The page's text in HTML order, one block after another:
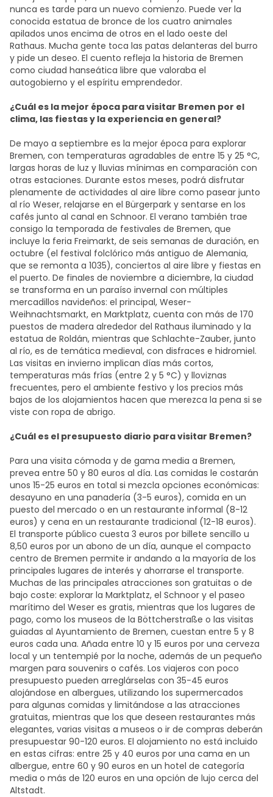
nunca es tarde para un nuevo comienzo. Puede ver la
conocida estatua de bronce de los cuatro animales
apilados unos encima de otros en el lado oeste del
Rathaus. Mucha gente toca las patas delanteras del burro
y pide un deseo. El cuento refleja la historia de Bremen
como ciudad hanseática libre que valoraba el
autogobierno y el espíritu emprendedor.
¿Cuál es la mejor época para visitar Bremen por el
clima, las fiestas y la experiencia en general?
De mayo a septiembre es la mejor época para explorar
Bremen, con temperaturas agradables de entre 15 y 25 °C,
largas horas de luz y lluvias mínimas en comparación con
otras estaciones. Durante estos meses, podrá disfrutar
plenamente de actividades al aire libre como pasear junto
al río Weser, relajarse en el Bürgerpark y sentarse en los
cafés junto al canal en Schnoor. El verano también trae
consigo la temporada de festivales de Bremen, que
incluye la feria Freimarkt, de seis semanas de duración, en
octubre (el festival folclórico más antiguo de Alemania,
que se remonta a 1035), conciertos al aire libre y fiestas en
el puerto. De finales de noviembre a diciembre, la ciudad
se transforma en un paraíso invernal con múltiples
mercadillos navideños: el principal, Weser-
Weihnachtsmarkt, en Marktplatz, cuenta con más de 170
puestos de madera alrededor del Rathaus iluminado y la
estatua de Roldán, mientras que Schlachte-Zauber, junto
al río, es de temática medieval, con disfraces e hidromiel.
Las visitas en invierno implican días más cortos,
temperaturas más frías (entre 2 y 5 °C) y lloviznas
frecuentes, pero el ambiente festivo y los precios más
bajos de los alojamientos hacen que merezca la pena si se
viste con ropa de abrigo.
¿Cuál es el presupuesto diario para visitar Bremen?
Para una visita cómoda y de gama media a Bremen,
prevea entre 50 y 80 euros al día. Las comidas le costarán
unos 15-25 euros en total si mezcla opciones económicas:
desayuno en una panadería (3-5 euros), comida en un
puesto del mercado o en un restaurante informal (8-12
euros) y cena en un restaurante tradicional (12-18 euros).
El transporte público cuesta 3 euros por billete sencillo u
8,50 euros por un abono de un día, aunque el compacto
centro de Bremen permite ir andando a la mayoría de los
principales lugares de interés y ahorrarse el transporte.
Muchas de las principales atracciones son gratuitas o de
bajo coste: explorar la Marktplatz, el Schnoor y el paseo
marítimo del Weser es gratis, mientras que los lugares de
pago, como los museos de la Böttcherstraße o las visitas
guiadas al Ayuntamiento de Bremen, cuestan entre 5 y 8
euros cada una. Añada entre 10 y 15 euros por una cerveza
local y un tentempié por la noche, además de un pequeño
margen para souvenirs o cafés. Los viajeros con poco
presupuesto pueden arreglárselas con 35-45 euros
alojándose en albergues, utilizando los supermercados
para algunas comidas y limitándose a las atracciones
gratuitas, mientras que los que deseen restaurantes más
elegantes, varias visitas a museos o ir de compras deberán
presupuestar 90-120 euros. El alojamiento no está incluido
en estas cifras: entre 25 y 40 euros por una cama en un
albergue, entre 60 y 90 euros en un hotel de categoría
media o más de 120 euros en una opción de lujo cerca del
Altstadt.